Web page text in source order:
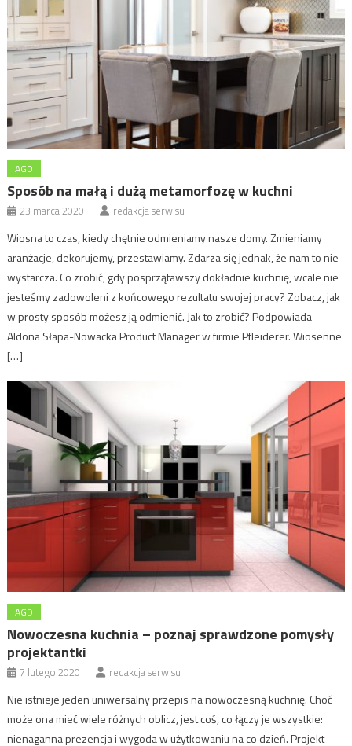
AGD
Sposób na małą i dużą metamorfozę w kuchni
23 marca 2020 redakcja serwisu
Wiosna to czas, kiedy chętnie odmieniamy nasze domy. Zmieniamy
aranżacje, dekorujemy, przestawiamy. Zdarza się jednak, że nam to nie
wystarcza. Co zrobić, gdy posprzątawszy dokładnie kuchnię, wcale nie
jesteśmy zadowoleni z końcowego rezultatu swojej pracy? Zobacz, jak
w prosty sposób możesz ją odmienić. Jak to zrobić? Podpowiada
Aldona Słapa-Nowacka Product Manager w firmie Pfleiderer. Wiosenne
[…]
AGD
Nowoczesna kuchnia – poznaj sprawdzone pomysły
projektantki
7 lutego 2020 redakcja serwisu
Nie istnieje jeden uniwersalny przepis na nowoczesną kuchnię. Choć
może ona mieć wiele różnych oblicz, jest coś, co łączy je wszystkie:
nienaganna prezencja i wygoda w użytkowaniu na co dzień. Projekt